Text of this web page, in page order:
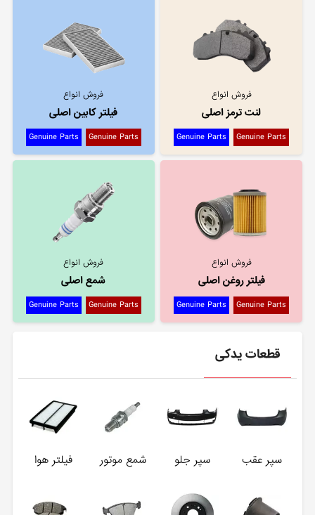
فروش انواع
لنت ترمز اصلی
Genuine Parts
Genuine Parts
فروش انواع
فیلتر کابین اصلی
Genuine Parts
Genuine Parts
فروش انواع
فیلتر روغن اصلی
Genuine Parts
Genuine Parts
فروش انواع
شمع اصلی
Genuine Parts
Genuine Parts
قطعات یدکی
سپر عقب سپر جلو شمع موتور فیلتر هوا